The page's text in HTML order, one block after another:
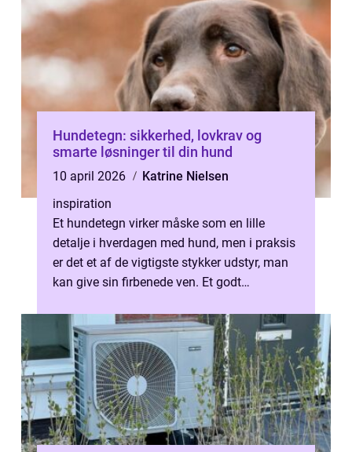
Hundetegn: sikkerhed, lovkrav og
smarte løsninger til din hund
10 april 2026
Katrine Nielsen
inspiration
Et hundetegn virker måske som en lille
detalje i hverdagen med hund, men i praksis
er det et af de vigtigste stykker udstyr, man
kan give sin firbenede ven. Et godt